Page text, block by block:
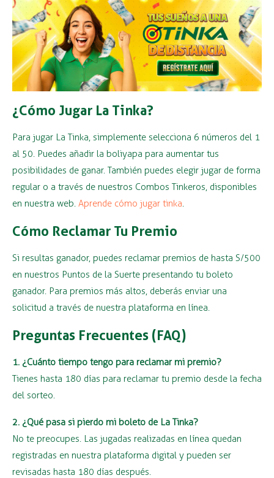
¿Cómo Jugar La Tinka?
Para jugar La Tinka, simplemente selecciona 6 números del 1
al 50. Puedes añadir la boliyapa para aumentar tus
posibilidades de ganar. También puedes elegir jugar de forma
regular o a través de nuestros Combos Tinkeros, disponibles
en nuestra web. Aprende cómo jugar tinka.
Cómo Reclamar Tu Premio
Si resultas ganador, puedes reclamar premios de hasta S/500
en nuestros Puntos de la Suerte presentando tu boleto
ganador. Para premios más altos, deberás enviar una
solicitud a través de nuestra plataforma en línea.
Preguntas Frecuentes (FAQ)
1. ¿Cuánto tiempo tengo para reclamar mi premio?
Tienes hasta 180 días para reclamar tu premio desde la fecha
del sorteo.
2. ¿Qué pasa si pierdo mi boleto de La Tinka?
No te preocupes. Las jugadas realizadas en línea quedan
registradas en nuestra plataforma digital y pueden ser
revisadas hasta 180 días después.